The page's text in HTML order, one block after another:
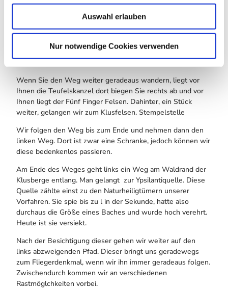
Auswahl erlauben
Nur notwendige Cookies verwenden
eine Bank. Diesen folgen Sie bis zum Molkenmühlenweg.
Sie wandern den Weg entlang bis links ein Pfad abzweigt.
Auf diesen halten Sie sich links und gelangen über den
Amsberg, wo noch Reste vom Aussichtsturm erkennbar
sind, zur Schönen Aussicht.
Wenn Sie den Weg weiter geradeaus wandern, liegt vor
Ihnen die Teufelskanzel dort biegen Sie rechts ab und vor
Ihnen liegt der Fünf Finger Felsen. Dahinter, ein Stück
weiter, gelangen wir zum Klusfelsen. Stempelstelle
Wir folgen den Weg bis zum Ende und nehmen dann den
linken Weg. Dort ist zwar eine Schranke, jedoch können wir
diese bedenkenlos passieren.
Am Ende des Weges geht links ein Weg am Waldrand der
Klusberge entlang. Man gelangt zur Ypsilantiquelle. Diese
Quelle zählte einst zu den Naturheiligtümern unserer
Vorfahren. Sie spie bis zu l in der Sekunde, hatte also
durchaus die Größe eines Baches und wurde hoch verehrt.
Heute ist sie versiekt.
Nach der Besichtigung dieser gehen wir weiter auf den
links abzweigenden Pfad. Dieser bringt uns geradewegs
zum Fliegerdenkmal, wenn wir ihn immer geradeaus folgen.
Zwischendurch kommen wir an verschiedenen
Rastmöglchkeiten vorbei.